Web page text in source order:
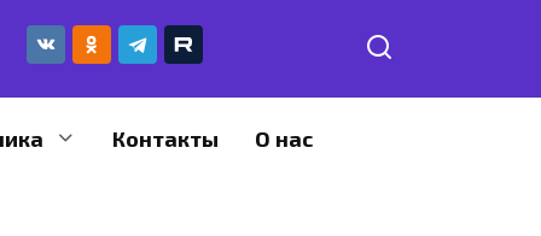
Контакты О нас